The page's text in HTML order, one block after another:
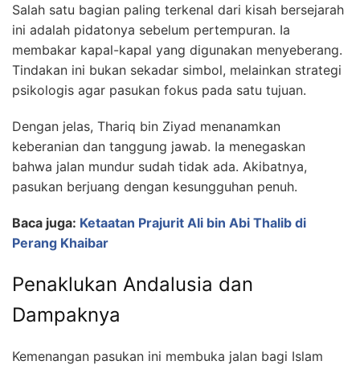
Salah satu bagian paling terkenal dari kisah bersejarah
ini adalah pidatonya sebelum pertempuran. Ia
membakar kapal-kapal yang digunakan menyeberang.
Tindakan ini bukan sekadar simbol, melainkan strategi
psikologis agar pasukan fokus pada satu tujuan.
Dengan jelas, Thariq bin Ziyad menanamkan
keberanian dan tanggung jawab. Ia menegaskan
bahwa jalan mundur sudah tidak ada. Akibatnya,
pasukan berjuang dengan kesungguhan penuh.
Baca juga: Ketaatan Prajurit Ali bin Abi Thalib di
Perang Khaibar
Penaklukan Andalusia dan
Dampaknya
Kemenangan pasukan ini membuka jalan bagi Islam